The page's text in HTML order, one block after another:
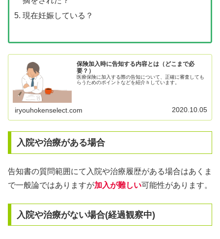
現在妊娠している？
保険加入時に告知する内容とは（どこまで必
要？）
医療保険に加入する際の告知について、正確に審査しても
らうためのポイントなどを紹介ｈしています。
iryouhokenselect.com 2020.10.05
入院や治療がある場合
告知書の質問範囲にて入院や治療履歴がある場合はあくま
で一般論ではありますが加入が難しい可能性があります。
入院や治療がない場合(経過観察中)